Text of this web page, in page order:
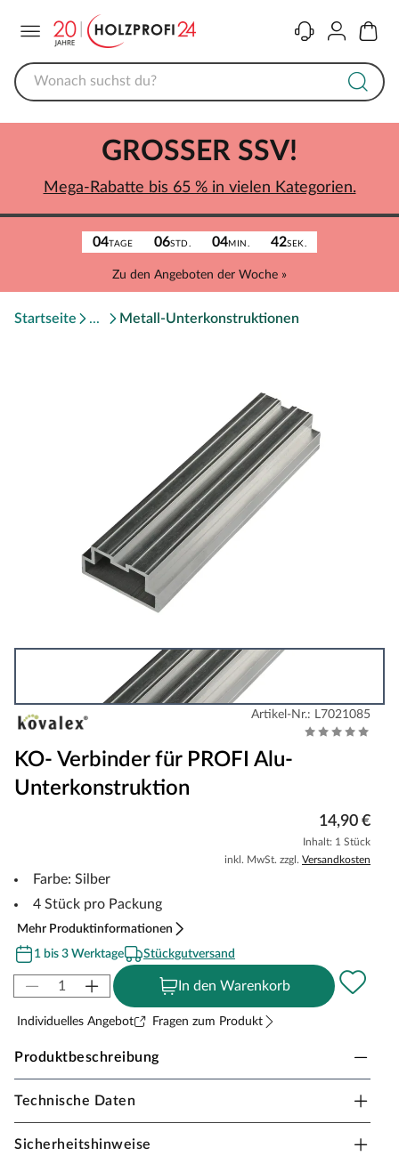
KontaktKonto
04TAGE 06STD. 04MIN. 42SEK.
Zu den Angeboten der Woche »
GROSSER SSV!
Mega-Rabatte bis 65 % in vielen Kategorien.
Startseite Metall-Unterkonstruktionen
Artikel-Nr.: L7021085
KO- Verbinder für PROFI Alu-
Unterkonstruktion
14,90 €
Inhalt: 1 Stück
inkl. MwSt. zzgl. Versandkosten
Farbe: Silber
4 Stück pro Packung
Mehr Produktinformationen
1 bis 3 Werktage
Stückgutversand
In den Warenkorb
Individuelles Angebot Fragen zum Produkt
Produktbeschreibung
KOVALEX KO-Verbinder für PROFI Alu-
Technische Daten
Sicherheitshinweise